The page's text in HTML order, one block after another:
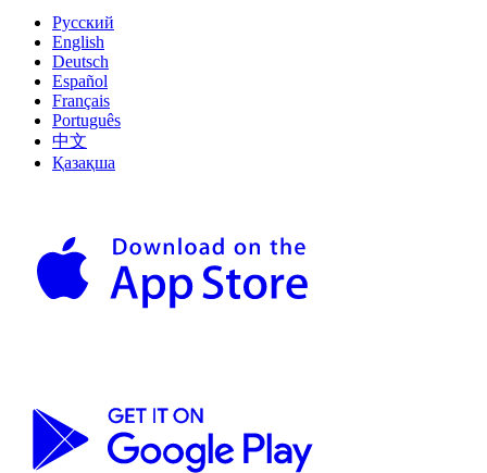
Русский
English
Deutsch
Español
Français
Português
中文
Қазақша